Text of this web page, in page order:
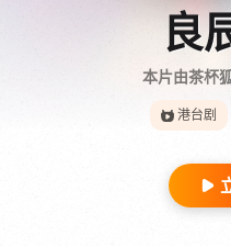
良
本片由茶杯
港台剧